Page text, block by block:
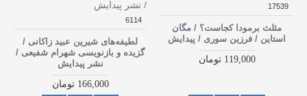
17539
مثلث برمودا کجاست؟ / مگان
استاین / فرزین سوری / پیدایش
119,000 تومان
6114
لطیفه‌های شیرین عبید زاکانی /
گزیده و بازنویسی شهرام شفیعی /
نشر پیدایش
166,000 تومان